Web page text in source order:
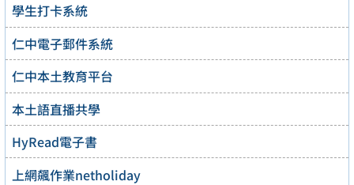
學生打卡系統
仁中電子郵件系統
仁中本土教育平台
本土語直播共學
HyRead電子書
上網飆作業netholiday